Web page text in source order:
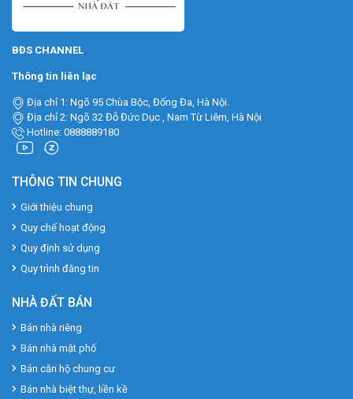
BĐS CHANNEL
Thông tin liên lạc
Địa chỉ 1: Ngõ 95 Chùa Bộc, Đống Đa, Hà Nội.
Địa chỉ 2: Ngõ 32 Đỗ Đức Dục , Nam Từ Liêm, Hà Nội
Hotline: 0888889180
THÔNG TIN CHUNG
Giới thiệu chung
Quy chế hoạt động
Quy định sử dụng
Quy trình đăng tin
NHÀ ĐẤT BÁN
Bán nhà riêng
Bán nhà mặt phố
Bán căn hộ chung cư
Bán nhà biệt thự, liền kề